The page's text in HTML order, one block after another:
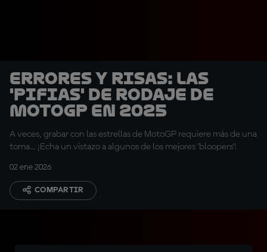
Errores y risas: Las
'pifias' de rodaje de
MotoGP en 2025
A veces, grabar con las estrellas de MotoGP requiere más de una
toma... ¡Echa un vistazo a algunos de los mejores 'bloopers'!
02 ene 2026
COMPARTIR